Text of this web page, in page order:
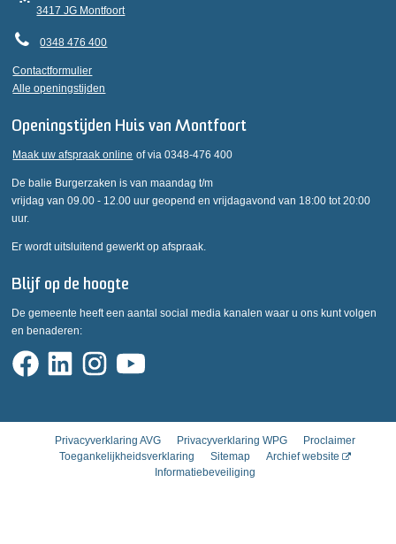
3417 JG Montfoort
0348 476 400
Contactformulier
Alle openingstijden
Openingstijden Huis van Montfoort
Maak uw afspraak online of via 0348-476 400
De balie Burgerzaken is van maandag t/m
vrijdag van 09.00 - 12.00 uur geopend en vrijdagavond van 18:00 tot 20:00
uur.
Er wordt uitsluitend gewerkt op afspraak.
Blijf op de hoogte
De gemeente heeft een aantal social media kanalen waar u ons kunt volgen
en benaderen:
Privacyverklaring AVG Privacyverklaring WPG
Proclaimer
Toegankelijkheidsverklaring
Sitemap
Archief website
Informatiebeveiliging